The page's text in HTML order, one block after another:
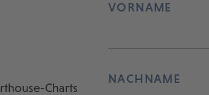
Charts
VORNAME
NACHNAME